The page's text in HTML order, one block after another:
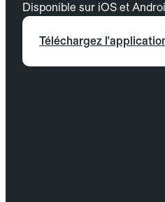
Disponible sur iOS et
Téléchargez